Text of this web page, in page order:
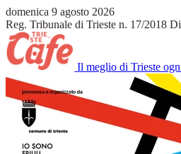
domenica 9 agosto 2026
Reg. Tribunale di Trieste n. 17/2018
Il meglio di Trieste